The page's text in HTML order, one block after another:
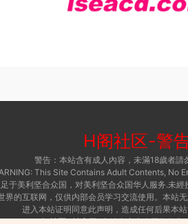
H阁社区-警
警告：本站含有成人內容，未滿18歲者請
This Site Contains Adult Contents, No
于美利坚合众国，对美利坚合众国华人服务.未
界的互联网，仅供内部会员学习交流使用。本站
进入本站证明同意此声明，造成任何后果本
2015 ·H阁社区-i社官网本站内容来自网络收集